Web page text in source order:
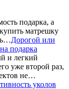
подарка, а
матрешку
Дорогой или
подарка
и легкий
уже второй раз,
не…
уколов